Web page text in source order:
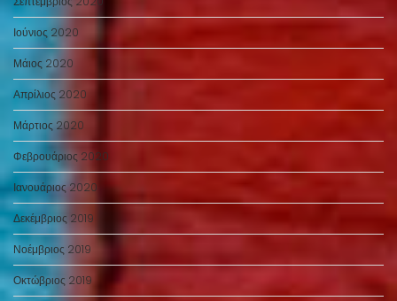
Ιούνιος 2020
Μάιος 2020
Απρίλιος 2020
Μάρτιος 2020
Φεβρουάριος 2020
Ιανουάριος 2020
Δεκέμβριος 2019
Νοέμβριος 2019
Οκτώβριος 2019